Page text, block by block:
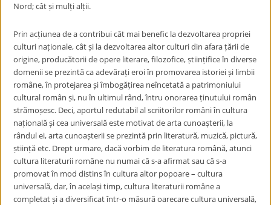
Nord;cât și mulți alții.
Prin acțiunea de a contribui cât mai benefic la dezvoltarea propriei
culturi naționale, cât și la dezvoltarea altor culturi din afara țării de
origine, producătorii de opere literare, filozofice, științifice în diverse
domenii se prezintă ca adevărați eroi în promovarea istoriei și limbii
române, în protejarea și îmbogățirea neîncetată a patrimoniului
cultural român și, nu în ultimul rând, întru onorarea ținutului român
strămoșesc. Deci, aportul redutabil al scriitorilor români în cultura
națională și cea universală este motivat de arta cunoașterii, la
rândul ei,arta cunoașterii se prezintă prin literatură, muzică, pictură,
știință etc. Drept urmare, dacă vorbim de literatura română, atunci
cultura literaturii române nu numai că s-a afirmat sau că s-a
promovat în mod distins în cultura altor popoare – cultura
universală, dar, în același timp, cultura literaturii române a
completat și a diversificatîntr-o măsură oarecare cultura universală,